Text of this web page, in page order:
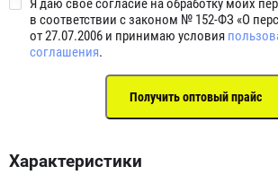
Я даю свое согласие на обработку моих
в соответствии с законом № 152-ФЗ «О
от 27.07.2006 и принимаю условия
соглашения.
Характеристики